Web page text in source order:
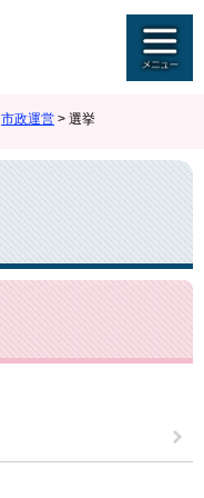
市政運営 > 選挙